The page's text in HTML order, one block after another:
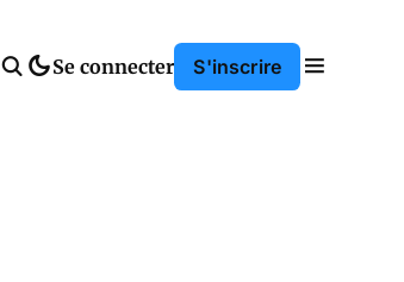
Se connecter S'inscrire